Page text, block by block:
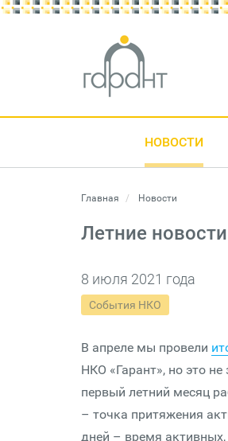
НОВОСТИ
Главная Новости
Летние
8 июля 2021 года
События НКО
В апреле мы провели
НКО «Гарант», но это
первый летний месяц
– точка притяжения
дней – время